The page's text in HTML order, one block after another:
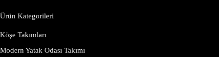
Ürün Kategorileri
Köşe Takımları
Modern Yatak Odası Takımı